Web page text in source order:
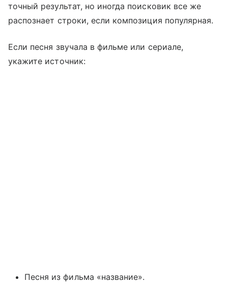
точный результат, но иногда поисковик все же
распознает строки, если композиция популярная.
Если песня звучала в фильме или сериале,
укажите источник:
Песня из фильма «название».